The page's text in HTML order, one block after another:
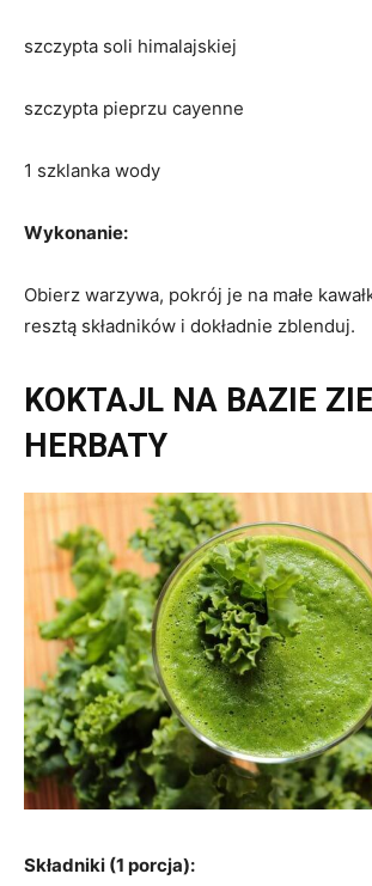
szczypta soli himalajskiej
szczypta pieprzu cayenne
1 szklanka wody
Wykonanie:
Obierz warzywa, pokrój je na małe
resztą składników i dokładnie zblenduj.
KOKTAJL NA BAZIE
HERBATY
Składniki (1 porcja):